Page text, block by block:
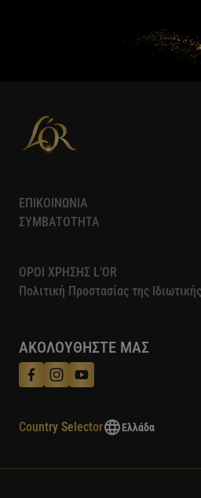
ΕΠΙΚΟΙΝΩΝΙΑ
ΣΥΜΒΑΤΟΤΗΤΑ
ΟΡΟΙ ΧΡΗΣΗΣ L’OR
Πολιτική Προστασίας της
ΑΚΟΛΟΥΘΗΣΤΕ ΜΑΣ
Country Selector Ελλάδα